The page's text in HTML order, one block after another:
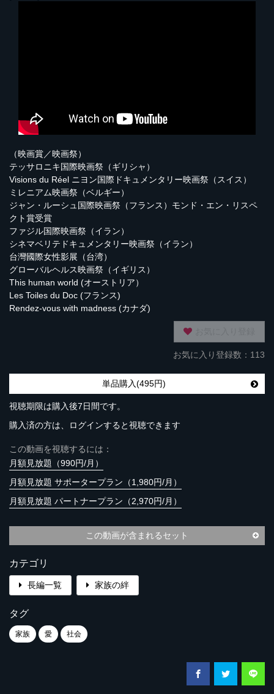
（映画賞／映画祭）
テッサロニキ国際映画祭（ギリシャ）
Visions du Réel ニヨン国際ドキュメンタリー映画祭（スイス）
ミレニアム映画祭（ベルギー）
ジャン・ルーシュ国際映画祭（フランス）モンド・エン・リスペ
クト賞受賞
ファジル国際映画祭（イラン）
シネマベリテドキュメンタリー映画祭（イラン）
台灣國際女性影展（台湾）
グローバルヘルス映画祭（イギリス）
This human world (オーストリア）
Les Toiles du Doc (フランス)
Rendez-vous with madness (カナダ)
お気に入り登録数：113
単品購入(495円)
視聴期限は購入後7日間です。
購入済の方は、ログインすると視聴できます
この動画を視聴するには：
月額見放題（990円/月）
月額見放題 サポータープラン（1,980円/月）
月額見放題 パートナープラン（2,970円/月）
この動画が含まれるセット
カテゴリ
長編一覧 家族の絆
タグ
家族 愛 社会